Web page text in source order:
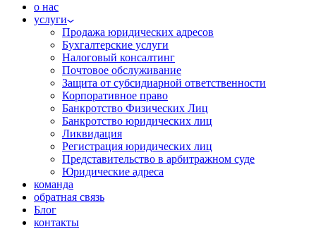
о нас
услуги
Продажа юридических адресов
Бухгалтерские услуги
Налоговый консалтинг
Почтовое обслуживание
Защита от субсидиарной ответственности
Корпоративное право
Банкротство Физических Лиц
Банкротство юридических лиц
Ликвидация
Регистрация юридических лиц
Представительство в арбитражном суде
Юридические адреса
команда
обратная связь
Блог
контакты